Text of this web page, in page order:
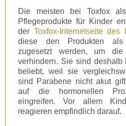
Die meisten bei Toxfox
Pflegeprodukte für Kinder
der Toxfox-Internetseite des
diese den Produkten als
zugesetzt werden, um die
verhindern. Sie sind
beliebt, weil sie
sind Parabene nicht akut
auf die hormonellen
eingreifen. Vor allem
reagieren empfindlich darauf.